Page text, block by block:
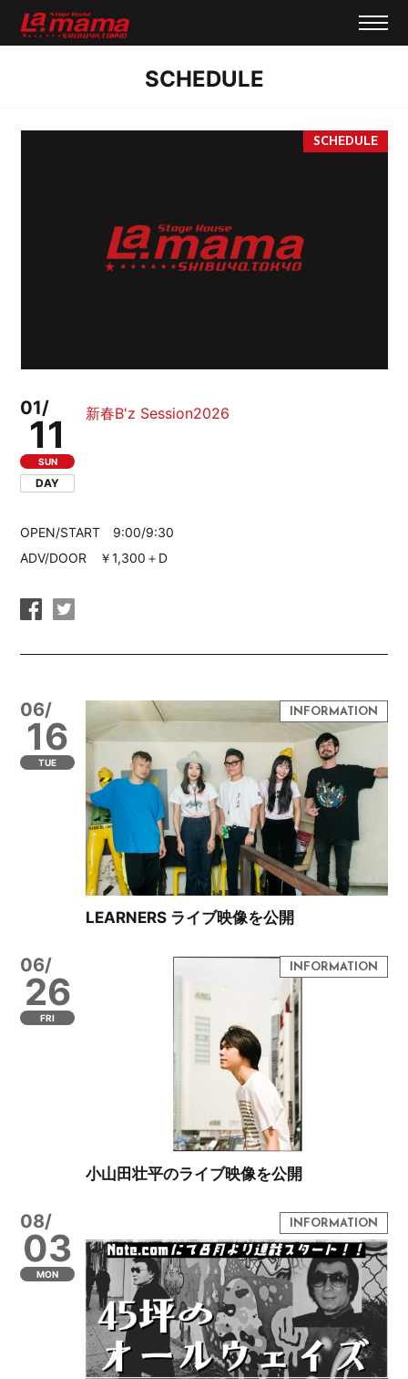
SCHEDULE
01/
11
SUN
DAY
新春B'z Session2026
OPEN/START 9:00/9:30
ADV/DOOR ￥1,300＋D
06/
16
TUE
LEARNERS ライブ映像を公開
06/
26
FRI
小山田壮平のライブ映像を公開
08/
03
MON